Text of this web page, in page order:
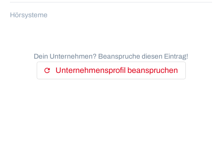
Hörsysteme
Dein Unternehmen? Beanspruche diesen Eintrag!
refresh Unternehmensprofil beanspruchen